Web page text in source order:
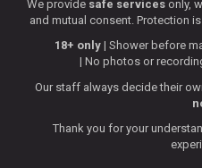
We provide safe services only,
and mutual consent. Protection
18+ only
Shower before
No photos or
Our staff always decide their
Thank you for your